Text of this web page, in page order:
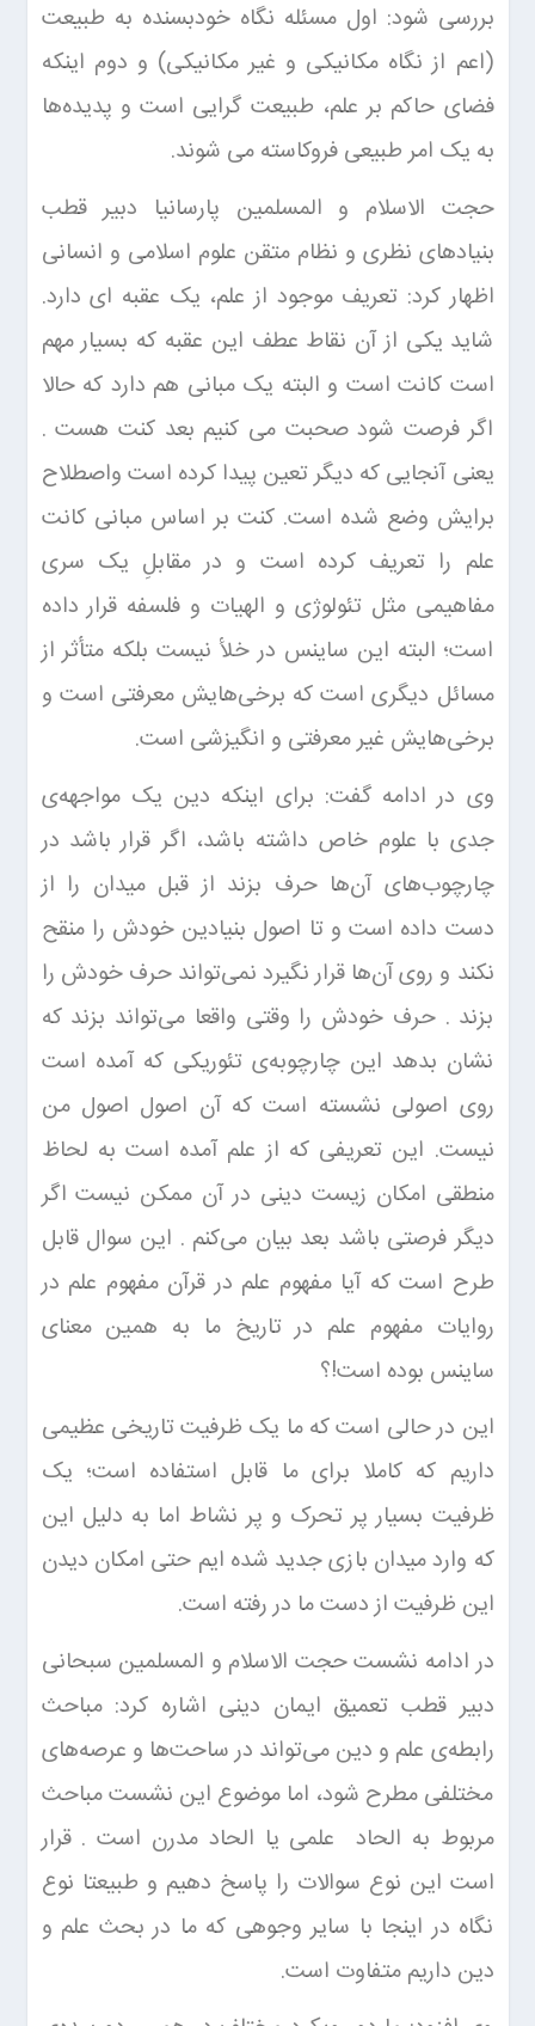
بررسی شود: اول مسئله نگاه خودبسنده به طبیعت
(اعم از نگاه مکانیکی و غیر مکانیکی) و دوم اینکه
فضای حاکم بر علم، طبیعت گرایی است و پدیده‌ها
به یک امر طبیعی فروکاسته می شوند.
حجت الاسلام و المسلمین پارسانیا دبیر قطب
بنیادهای نظری و نظام متقن علوم اسلامی و انسانی
اظهار کرد: تعریف موجود از علم، یک عقبه ای دارد.
شاید یکی از آن نقاط عطف این عقبه که بسیار مهم
است کانت است و البته یک مبانی هم دارد که حالا
اگر فرصت شود صحبت می کنیم بعد کنت هست .
یعنی آنجایی که دیگر تعین پیدا کرده است واصطلاح
برایش وضع شده است. کنت بر اساس مبانی کانت
علم را تعریف کرده است و در مقابلِ یک سری
مفاهیمی مثل تئولوژی و الهیات و فلسفه قرار داده
است؛ البته این ساینس در خلأ نیست بلکه متأثر از
مسائل دیگری است که برخی‌هایش معرفتی است و
برخی‌هایش غیر معرفتی و انگیزشی است.
وی در ادامه گفت: برای اینکه دین یک مواجهه‌ی
جدی با علوم خاص داشته باشد، اگر قرار باشد در
چارچوب‌های آن‌ها حرف بزند از قبل میدان را از
دست داده است و تا اصول بنیادین خودش را منقح
نکند و روی آن‌ها قرار نگیرد نمی‌تواند حرف خودش را
بزند . حرف خودش را وقتی واقعا می‌تواند بزند که
نشان بدهد این چارچوبه‌ی تئوریکی که آمده است
روی اصولی نشسته است که آن اصول اصول من
نیست. این تعریفی که از علم آمده است به لحاظ
منطقی امکان زیست دینی در آن ممکن نیست اگر
دیگر فرصتی باشد بعد بیان می‌کنم . این سوال قابل
طرح است که آیا مفهوم علم در قرآن مفهوم علم در
روایات مفهوم علم در تاریخ ما به همین معنای
ساینس بوده است!؟
این در حالی است که ما یک ظرفیت تاریخی عظیمی
داریم که کاملا برای ما قابل استفاده است؛ یک
ظرفیت بسیار پر تحرک و پر نشاط اما به دلیل این
که وارد میدان بازی جدید شده ایم حتی امکان دیدن
این ظرفیت از دست ما در رفته است.
در ادامه نشست حجت الاسلام و المسلمین سبحانی
دبیر قطب تعمیق ایمان دینی اشاره کرد: مباحث
رابطه‌ی علم و دین می‌تواند در ساحت‌ها و عرصه‌های
مختلفی مطرح شود، اما موضوع این نشست مباحث
مربوط به الحاد علمی یا الحاد مدرن است . قرار
است این نوع سوالات را پاسخ دهیم و طبیعتا نوع
نگاه در اینجا با سایر وجوهی که ما در بحث علم و
دین داریم متفاوت است.